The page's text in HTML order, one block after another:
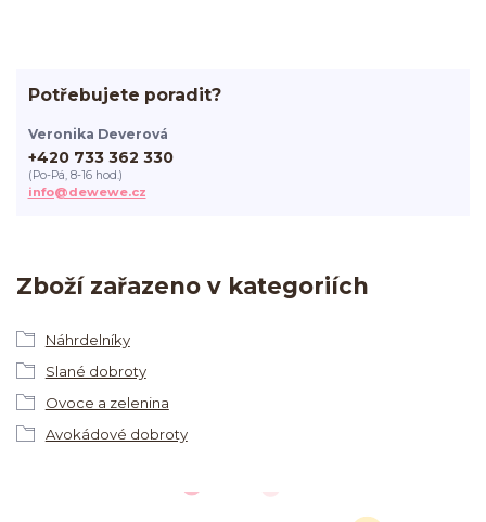
Zboží zařazeno v kategoriích
Náhrdelníky
Slané dobroty
Ovoce a zelenina
Avokádové dobroty
Potřebujete poradit?
Veronika Deverová
+420 733 362 330
(Po-Pá, 8-16 hod.)
info@dewewe.cz